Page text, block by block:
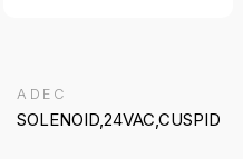
ADEC
SOLENOID,24VAC,CUSPIDOR